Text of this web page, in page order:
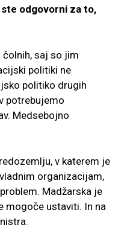
odgovorni za to,
čolnih, saj so jim
politiki ne
politiko drugih
potrebujemo
Medsebojno
v katerem je
organizacijam,
Madžarska je
mogoče ustaviti. In na